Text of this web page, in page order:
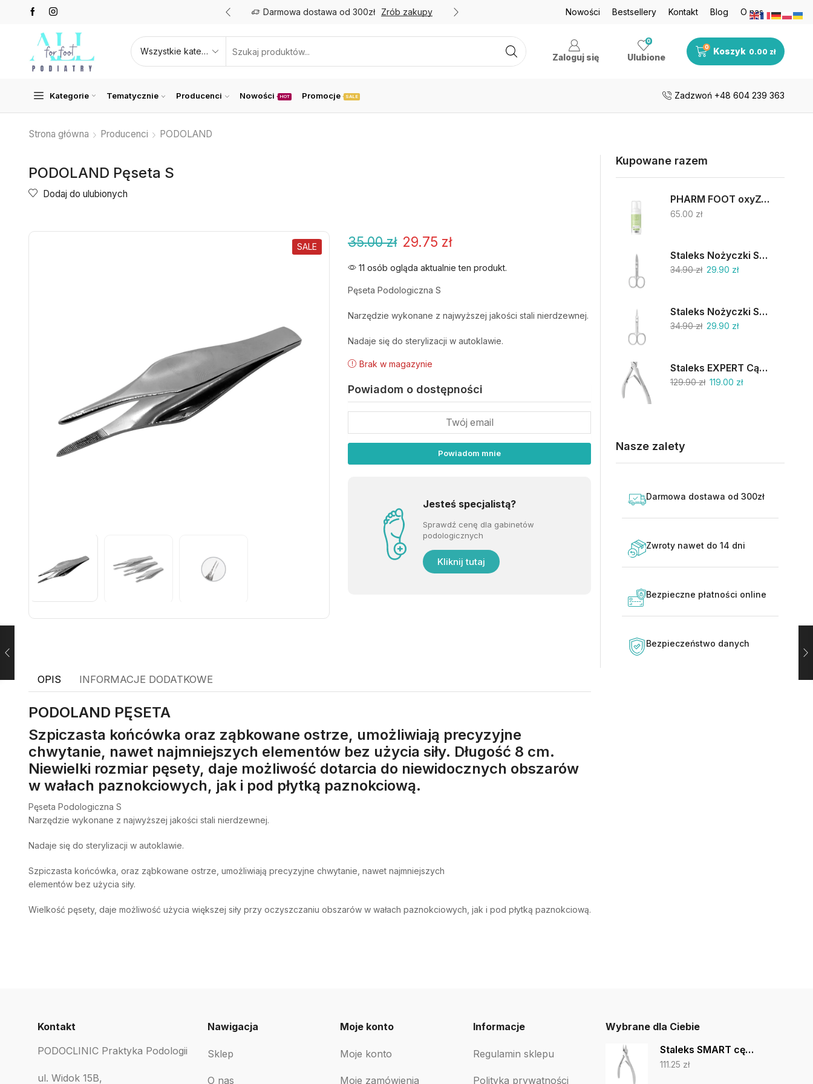
Promocje nawet do 50% Darmowa dostawa od 300zł Zrób zakupy Promocje nawet do 50% Zobacz teraz Darmowa
Nowości Bestsellery Kontakt Blog O nas
Zaloguj się
0
Ulubione
0 Koszyk 0.00 zł
Kategorie Tematycznie Producenci Nowości HOT Promocje SALE Zadzwoń +48 604 239 363
Strona główna Producenci PODOLAND
PODOLAND Pęseta S
Dodaj do ulubionych
SALE 35.00zł 29.75 zł
11 osób ogląda aktualnie ten produkt.
Pęseta Podologiczna S
Narzędzie wykonane z najwyższej jakości stali nierdzewnej.
Nadaje się do sterylizacji w autoklawie.
Brak w magazynie
Powiadom o dostępności
Jesteś specjalistą?
Sprawdź cenę dla gabinetów
podologicznych
Kliknij tutaj
OPIS INFORMACJE DODATKOWE
PODOLAND PĘSETA
Szpiczasta końcówka oraz ząbkowane ostrze, umożliwiają precyzyjne
chwytanie, nawet najmniejszych elementów bez użycia siły. Długość 8 cm.
Niewielki rozmiar pęsety, daje możliwość dotarcia do niewidocznych obszarów
w wałach paznokciowych, jak i pod płytką paznokciową.
Pęseta Podologiczna S
Narzędzie wykonane z najwyższej jakości stali nierdzewnej.
Nadaje się do sterylizacji w autoklawie.
Szpiczasta końcówka, oraz ząbkowane ostrze, umożliwiają precyzyjne chwytanie, nawet najmniejszych
elementów bez użycia siły.
Wielkość pęsety, daje możliwość użycia większej siły przy oczyszczaniu obszarów w wałach paznokciowych, jak i pod płytką paznokciową.
Kupowane razem
PHARM FOOT oxyZONE OIL 75% oliwy ozonowanej i smocza krew 15ml
65.00 zł
Staleks Nożyczki SC-62/2
34.90zł 29.90 zł
Staleks Nożyczki SC-11/1
34.90zł 29.90 zł
Staleks EXPERT Cążki do skórek 9mm NE-90-9
129.90zł 119.00 zł
Nasze zalety
Darmowa dostawa od 300zł
Zwroty nawet do 14 dni
Bezpieczne płatności online
Bezpieczeństwo danych
Kontakt
PODOCLINIC Praktyka Podologii
ul. Widok 15B,
Nawigacja
Sklep
O nas
Moje konto
Moje konto
Moje zamówienia
Informacje
Regulamin sklepu
Polityka prywatności
Wybrane dla Ciebie
Staleks SMART cęgi do wrastających paznokci NS-71-14
111.25 zł